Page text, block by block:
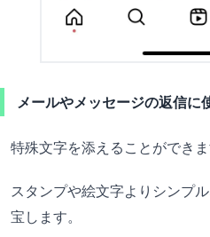
メールやメッセージの返信に
特殊文字を添えることができま
スタンプや絵文字よりシンプ
宝します。